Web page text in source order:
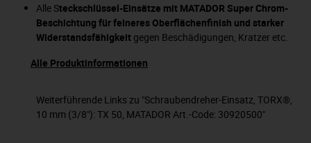
Alle Steckschlüssel-Einsätze mit MATADOR Super Chrom-
Beschichtung für feineres Oberflächenfinish und starker
Widerstandsfähigkeit gegen Beschädigungen, Kratzer etc.
Alle Produktinformationen
Weiterführende Links zu "Schraubendreher-Einsatz, TORX®,
10 mm (3/8"): TX 50, MATADOR Art.-Code: 30920500"